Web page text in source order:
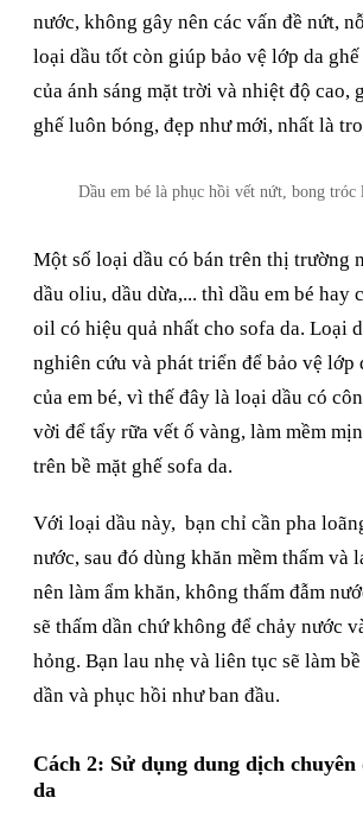
nước, không gây nên các vấn đề nứt,
loại dầu tốt còn giúp bảo vệ lớp da
của ánh sáng mặt trời và nhiệt độ cao,
ghế luôn bóng, đẹp như mới, nhất là
Dầu em bé là phục hồi vết nứt, bong tróc
Một số loại dầu có bán trên thị trường
dầu oliu, dầu dừa,... thì dầu em bé hay
oil có hiệu quả nhất cho sofa da. Loại
nghiên cứu và phát triển để bảo vệ lớp
của em bé, vì thế đây là loại dầu có
vời để tẩy rữa vết ố vàng, làm mềm
trên bề mặt ghế sofa da.
Với loại dầu này, bạn chỉ cần pha
nước, sau đó dùng khăn mềm thấm và
nên làm ẩm khăn, không thấm đẫm
sẽ thấm dần chứ không để chảy nước
hỏng. Bạn lau nhẹ và liên tục sẽ làm
dần và phục hồi như ban đầu.
Cách 2: Sử dụng dung dịch chuyên
da